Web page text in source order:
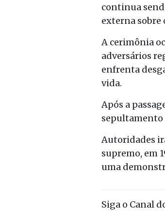
continua
externa sobre
A cerimônia
adversários
enfrenta
vida.
Após a
sepultamento
Autoridades
supremo, em
uma
Siga o Canal